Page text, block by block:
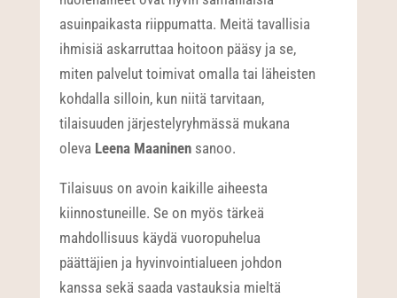
asuinpaikasta riippumatta. Meitä tavallisia
ihmisiä askarruttaa hoitoon pääsy ja se,
miten palvelut toimivat omalla tai läheisten
kohdalla silloin, kun niitä tarvitaan,
tilaisuuden järjestelyryhmässä mukana
oleva Leena Maaninen sanoo.
Tilaisuus on avoin kaikille aiheesta
kiinnostuneille. Se on myös tärkeä
mahdollisuus käydä vuoropuhelua
päättäjien ja hyvinvointialueen johdon
kanssa sekä saada vastauksia mieltä